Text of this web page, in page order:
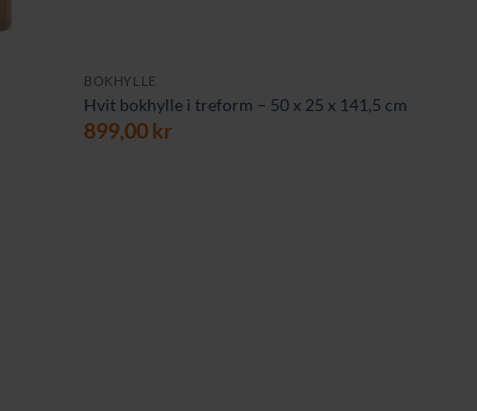
BOKHYLLE
Hvit bokhylle i treform – 50 x 25 x 141,5 cm
899,00kr